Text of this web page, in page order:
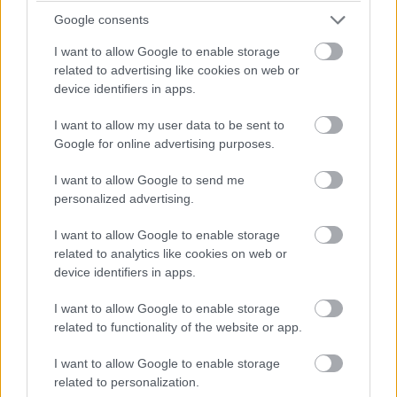
Google consents
I want to allow Google to enable storage
related to advertising like cookies on web or
device identifiers in apps.
I want to allow my user data to be sent to
Google for online advertising purposes.
I want to allow Google to send me
personalized advertising.
I want to allow Google to enable storage
related to analytics like cookies on web or
device identifiers in apps.
I want to allow Google to enable storage
related to functionality of the website or app.
I want to allow Google to enable storage
related to personalization.
Madekwe mellett érdemes még Orlando Bloom, David
Harbour és Djimon Hounsou nevét is megemlíteni, akik
szintén fontos szerepet kaptak a történetben.
Augusztus 10. Tini Nindzsa Teknőcök:
Mutáns káosz